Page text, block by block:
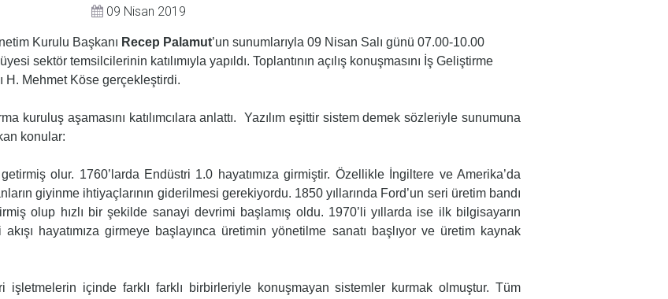
09 Nisan 2019
Kurulu Başkanı Recep Palamut’un sunumlarıyla 09 Nisan Salı günü 07.00-10.00
sektör temsilcilerinin katılımıyla yapıldı. Toplantının açılış konuşmasını İş Geliştirme
H. Mehmet Köse gerçekleştirdi.
kuruluş aşamasını katılımcılara anlattı. Yazılım eşittir sistem demek sözleriyle sunumuna
konular:
olur. 1760’larda Endüstri 1.0 hayatımıza girmiştir. Özellikle İngiltere ve Amerika’da
giyinme ihtiyaçlarının giderilmesi gerekiyordu. 1850 yıllarında Ford’un seri üretim bandı
olup hızlı bir şekilde sanayi devrimi başlamış oldu. 1970’li yıllarda ise ilk bilgisayarın
hayatımıza girmeye başlayınca üretimin yönetilme sanatı başlıyor ve üretim kaynak
işletmelerin içinde farklı farklı birbirleriyle konuşmayan sistemler kurmak olmuştur. Tüm